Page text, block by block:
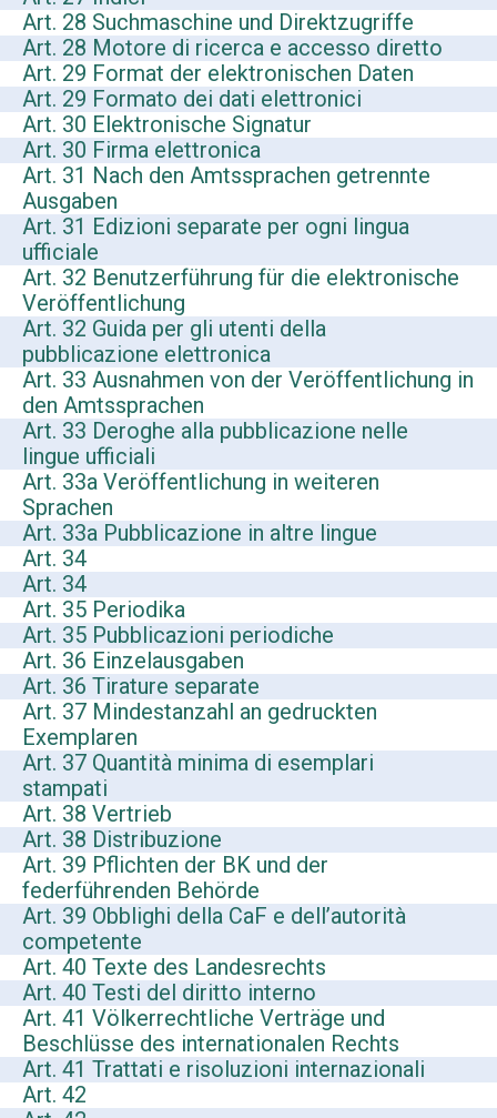
Art. 28 Suchmaschine und Direktzugriffe
Art. 28 Motore di ricerca e accesso diretto
Art. 29 Format der elektronischen Daten
Art. 29 Formato dei dati elettronici
Art. 30 Elektronische Signatur
Art. 30 Firma elettronica
Art. 31 Nach den Amtssprachen getrennte
Ausgaben
Art. 31 Edizioni separate per ogni lingua
ufficiale
Art. 32 Benutzerführung für die elektronische
Veröffentlichung
Art. 32 Guida per gli utenti della
pubblicazione elettronica
Art. 33 Ausnahmen von der Veröffentlichung in
den Amtssprachen
Art. 33 Deroghe alla pubblicazione nelle
lingue ufficiali
Art. 33a Veröffentlichung in weiteren
Sprachen
Art. 33a Pubblicazione in altre lingue
Art. 34
Art. 34
Art. 35 Periodika
Art. 35 Pubblicazioni periodiche
Art. 36 Einzelausgaben
Art. 36 Tirature separate
Art. 37 Mindestanzahl an gedruckten
Exemplaren
Art. 37 Quantità minima di esemplari
stampati
Art. 38 Vertrieb
Art. 38 Distribuzione
Art. 39 Pflichten der BK und der
federführenden Behörde
Art. 39 Obblighi della CaF e dell’autorità
competente
Art. 40 Texte des Landesrechts
Art. 40 Testi del diritto interno
Art. 41 Völkerrechtliche Verträge und
Beschlüsse des internationalen Rechts
Art. 41 Trattati e risoluzioni internazionali
Art. 42